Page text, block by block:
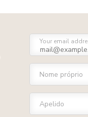
Your email
Nome próprio
Apelido